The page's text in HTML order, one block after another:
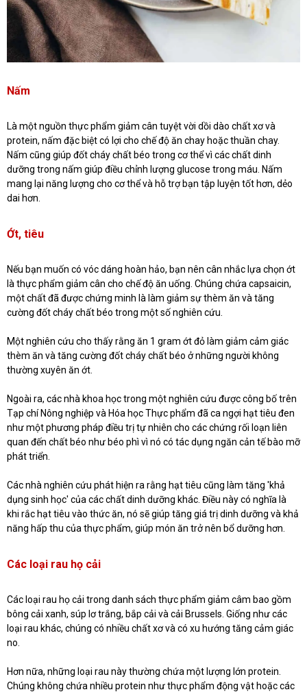
Nấm
Là một nguồn thực phẩm giảm cân tuyệt vời dồi dào chất xơ và
protein, nấm đặc biệt có lợi cho chế độ ăn chay hoặc thuần chay.
Nấm cũng giúp đốt cháy chất béo trong cơ thể vì các chất dinh
dưỡng trong nấm giúp điều chỉnh lượng glucose trong máu. Nấm
mang lại năng lượng cho cơ thể và hỗ trợ bạn tập luyện tốt hơn, dẻo
dai hơn.
Ớt, tiêu
Nếu bạn muốn có vóc dáng hoàn hảo, bạn nên cân nhắc lựa chọn ớt
là thực phẩm giảm cân cho chế độ ăn uống. Chúng chứa capsaicin,
một chất đã được chứng minh là làm giảm sự thèm ăn và tăng
cường đốt cháy chất béo trong một số nghiên cứu.
Một nghiên cứu cho thấy rằng ăn 1 gram ớt đỏ làm giảm cảm giác
thèm ăn và tăng cường đốt cháy chất béo ở những người không
thường xuyên ăn ớt.
Ngoài ra, các nhà khoa học trong một nghiên cứu được công bố trên
Tạp chí Nông nghiệp và Hóa học Thực phẩm đã ca ngợi hạt tiêu đen
như một phương pháp điều trị tự nhiên cho các chứng rối loạn liên
quan đến chất béo như béo phì vì nó có tác dụng ngăn cản tế bào mỡ
phát triển.
Các nhà nghiên cứu phát hiện ra rằng hạt tiêu cũng làm tăng 'khả
dụng sinh học' của các chất dinh dưỡng khác. Điều này có nghĩa là
khi rắc hạt tiêu vào thức ăn, nó sẽ giúp tăng giá trị dinh dưỡng và khả
năng hấp thu của thực phẩm, giúp món ăn trở nên bổ dưỡng hơn.
Các loại rau họ cải
Các loại rau họ cải trong danh sách thực phẩm giảm câm bao gồm
bông cải xanh, súp lơ trắng, bắp cải và cải Brussels. Giống như các
loại rau khác, chúng có nhiều chất xơ và có xu hướng tăng cảm giác
no.
Hơn nữa, những loại rau này thường chứa một lượng lớn protein.
Chúng không chứa nhiều protein như thực phẩm động vật hoặc các